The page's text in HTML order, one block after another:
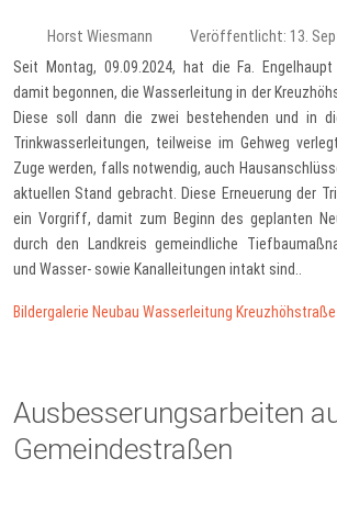
Horst Wiesmann Veröffentlicht: 13.
Seit Montag, 09.09.2024, hat die Fa.
damit begonnen, die Wasserleitung in der
Diese soll dann die zwei bestehenden und in
Trinkwasserleitungen, teilweise im Gehweg
Zuge werden, falls notwendig, auch
aktuellen Stand gebracht. Diese Erneuerung der
ein Vorgriff, damit zum Beginn des geplanten
durch den Landkreis gemeindliche
und Wasser- sowie Kanalleitungen intakt sind..
Bildergalerie Neubau Wasserleitung Kreuzhöhstraße
Ausbesserungsarbeiten
Gemeindestraßen